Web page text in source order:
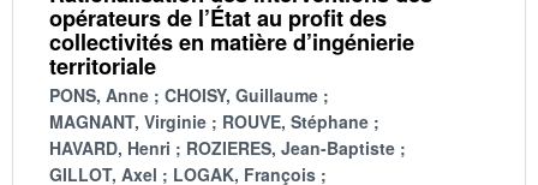
opérateurs de l’État au profit des
collectivités en matière d’ingénierie
territoriale
PONS, Anne
CHOISY, Guillaume
MAGNANT, Virginie
ROUVE, Stéphane
HAVARD, Henri
ROZIERES, Jean-Baptiste
GILLOT, Axel
LOGAK, François